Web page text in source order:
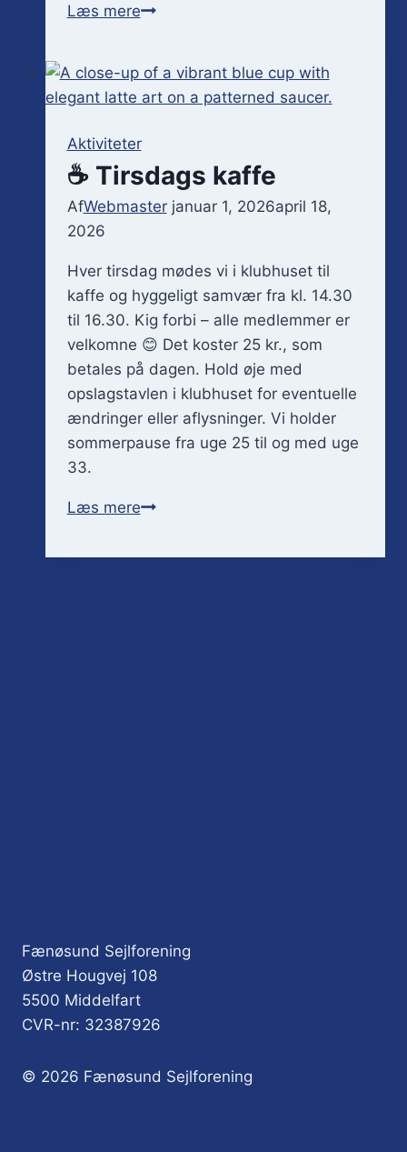
Læs mere🌿
standerhejsning
2026
Aktiviteter
☕️ Tirsdags kaffe
AfWebmaster januar 1, 2026april 18,
2026
Hver tirsdag mødes vi i klubhuset til
kaffe og hyggeligt samvær fra kl. 14.30
til 16.30. Kig forbi – alle medlemmer er
velkomne 😊 Det koster 25 kr., som
betales på dagen. Hold øje med
opslagstavlen i klubhuset for eventuelle
ændringer eller aflysninger. Vi holder
sommerpause fra uge 25 til og med uge
33.
Læs mere☕️
kaffe
Fænøsund Sejlforening
Østre Hougvej 108
5500 Middelfart
CVR-nr: 32387926
© 2026 Fænøsund Sejlforening